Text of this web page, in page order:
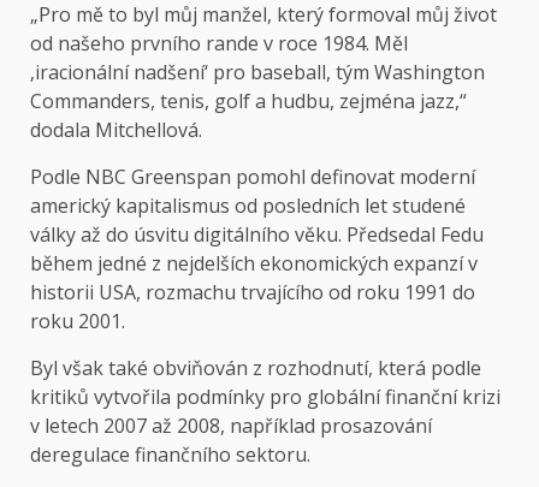
„Pro mě to byl můj manžel, který formoval můj život
od našeho prvního rande v roce 1984. Měl
‚iracionální nadšení‘ pro baseball, tým Washington
Commanders, tenis, golf a hudbu, zejména jazz,“
dodala Mitchellová.
Podle NBC Greenspan pomohl definovat moderní
americký kapitalismus od posledních let studené
války až do úsvitu digitálního věku. Předsedal Fedu
během jedné z nejdelších ekonomických expanzí v
historii USA, rozmachu trvajícího od roku 1991 do
roku 2001.
Byl však také obviňován z rozhodnutí, která podle
kritiků vytvořila podmínky pro globální finanční krizi
v letech 2007 až 2008, například prosazování
deregulace finančního sektoru.